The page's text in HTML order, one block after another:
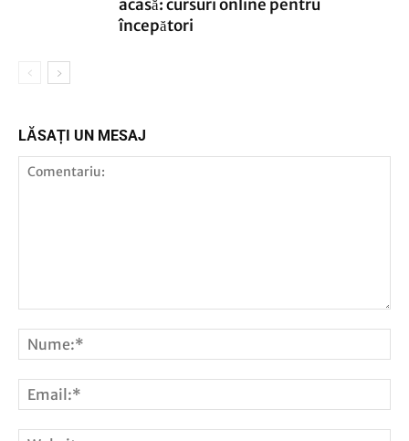
acasă: cursuri online pentru
începători
LĂSAȚI UN MESAJ